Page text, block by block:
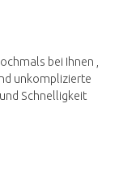
bei Ihnen ,
unkomplizierte
Schnelligkeit